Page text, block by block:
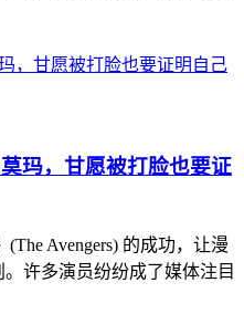
玛，甘愿被打脸也要证
Avengers) 的成功，让漫
许多演员纷纷成了媒体注目